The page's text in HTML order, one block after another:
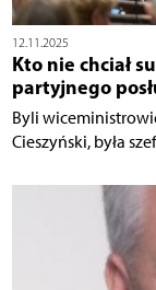
12.11.2025
Kto nie chciał
partyjnego
Byli
Cieszyński, była